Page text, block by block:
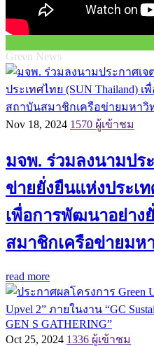
Green News
Nov 18, 2024 1570 ผู้เข้าชม
มจพ. ร่วมลงนามปร
ข่ายยั่งยืนแห่งประเ
เพื่อการพัฒนาอย่า
สมาชิกเครือข่ายมห
read more
Oct 25, 2024 1336 ผู้เข้าชม